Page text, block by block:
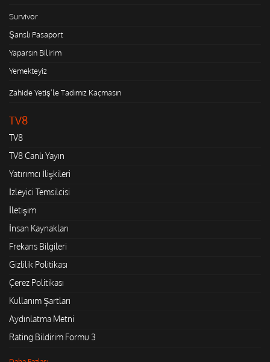
Survivor
Şanslı Pasaport
Yaparsın Bilirim
Yemekteyiz
Zahide Yetiş'le Tadımız Kaçmasın
TV8
TV8
TV8 Canlı Yayın
Yatırımcı İlişkileri
İzleyici Temsilcisi
İletişim
İnsan Kaynakları
Frekans Bilgileri
Gizlilik Politikası
Çerez Politikası
Kullanım Şartları
Aydınlatma Metni
Rating Bildirim Formu 3